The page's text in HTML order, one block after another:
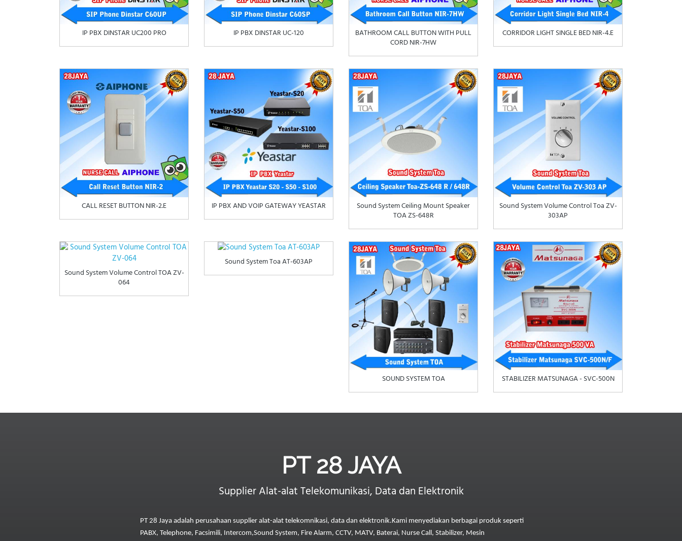
IP PBX DINSTAR UC200 PRO IP PBX DINSTAR UC-120
BATHROOM CALL BUTTON WITH PULL
CORD NIR-7HW
CORRIDOR LIGHT SINGLE BED NIR-4.E
CALL RESET BUTTON NIR-2.E IP PBX AND VOIP GATEWAY YEASTAR
Sound System Ceiling Mount Speaker
TOA ZS-648R
Sound System Volume Control Toa ZV-
303AP
Sound System Volume Control TOA ZV-
064
Sound System Toa AT-603AP
SOUND SYSTEM TOA STABILIZER MATSUNAGA - SVC-500N
PT 28 JAYA
Supplier Alat-alat Telekomunikasi, Data dan Elektronik
PT 28 Jaya adalah perusahaan supplier alat-alat telekomnikasi, data dan elektronik.Kami menyediakan berbagai produk seperti
PABX, Telephone, Facsimili, Intercom,Sound System, Fire Alarm, CCTV, MATV, Baterai, Nurse Call, Stabilizer, Mesin